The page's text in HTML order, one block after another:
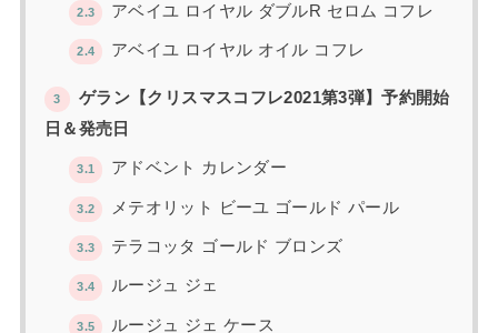
2.3 アベイユ ロイヤル ダブルR セロム コフレ
2.4 アベイユ ロイヤル オイル コフレ
3
ゲラン【クリスマスコフレ2021第3弾】予約開始
日＆発売日
3.1 アドベント カレンダー
3.2 メテオリット ビーユ ゴールド パール
3.3 テラコッタ ゴールド ブロンズ
3.4 ルージュ ジェ
3.5 ルージュ ジェ ケース